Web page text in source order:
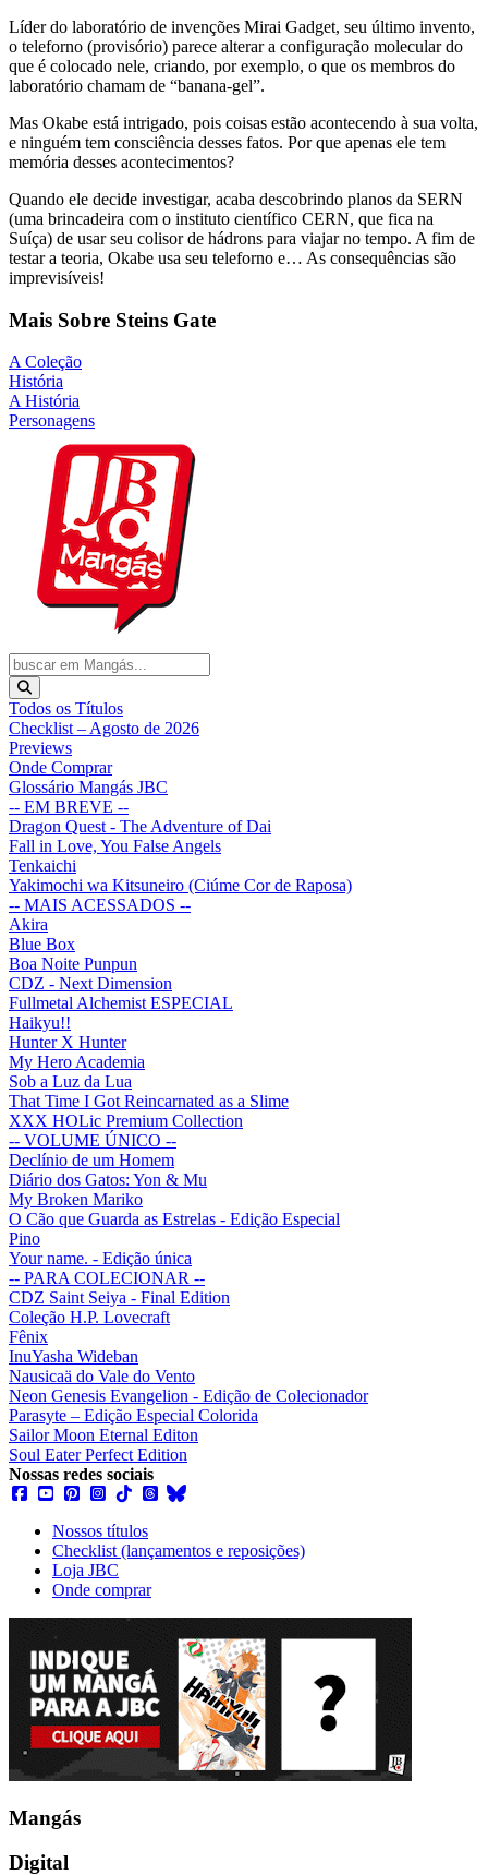
Líder do laboratório de invenções Mirai Gadget, seu último invento,
o teleforno (provisório) parece alterar a configuração molecular do
que é colocado nele, criando, por exemplo, o que os membros do
laboratório chamam de “banana-gel”.
Mas Okabe está intrigado, pois coisas estão acontecendo à sua volta,
e ninguém tem consciência desses fatos. Por que apenas ele tem
memória desses acontecimentos?
Quando ele decide investigar, acaba descobrindo planos da SERN
(uma brincadeira com o instituto científico CERN, que fica na
Suíça) de usar seu colisor de hádrons para viajar no tempo. A fim de
testar a teoria, Okabe usa seu teleforno e… As consequências são
imprevisíveis!
Mais Sobre Steins Gate
A Coleção
História
A História
Personagens
Todos os Títulos
Checklist – Agosto de 2026
Previews
Onde Comprar
Glossário Mangás JBC
-- EM BREVE --
Dragon Quest - The Adventure of Dai
Fall in Love, You False Angels
Tenkaichi
Yakimochi wa Kitsuneiro (Ciúme Cor de Raposa)
-- MAIS ACESSADOS --
Akira
Blue Box
Boa Noite Punpun
CDZ - Next Dimension
Fullmetal Alchemist ESPECIAL
Haikyu!!
Hunter X Hunter
My Hero Academia
Sob a Luz da Lua
That Time I Got Reincarnated as a Slime
XXX HOLic Premium Collection
-- VOLUME ÚNICO --
Declínio de um Homem
Diário dos Gatos: Yon & Mu
My Broken Mariko
O Cão que Guarda as Estrelas - Edição Especial
Pino
Your name. - Edição única
-- PARA COLECIONAR --
CDZ Saint Seiya - Final Edition
Coleção H.P. Lovecraft
Fênix
InuYasha Wideban
Nausicaä do Vale do Vento
Neon Genesis Evangelion - Edição de Colecionador
Parasyte – Edição Especial Colorida
Sailor Moon Eternal Editon
Soul Eater Perfect Edition
Nossas redes sociais
Nossos títulos
Checklist (lançamentos e reposições)
Loja JBC
Onde comprar
Mangás
Digital